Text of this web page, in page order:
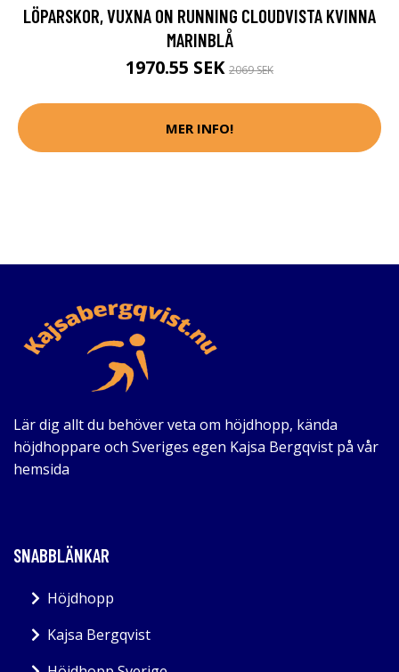
LÖPARSKOR, VUXNA ON RUNNING CLOUDVISTA KVINNA
MARINBLÅ
1970.55 SEK 2069 SEK
MER INFO!
Lär dig allt du behöver veta om höjdhopp, kända
höjdhoppare och Sveriges egen Kajsa Bergqvist på vår
hemsida
SNABBLÄNKAR
Höjdhopp
Kajsa Bergqvist